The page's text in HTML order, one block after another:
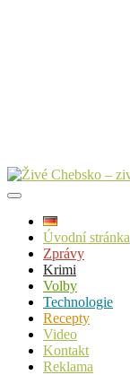
Úvodní stránka
Zprávy
Krimi
Volby
Technologie
Recepty
Video
Kontakt
Reklama